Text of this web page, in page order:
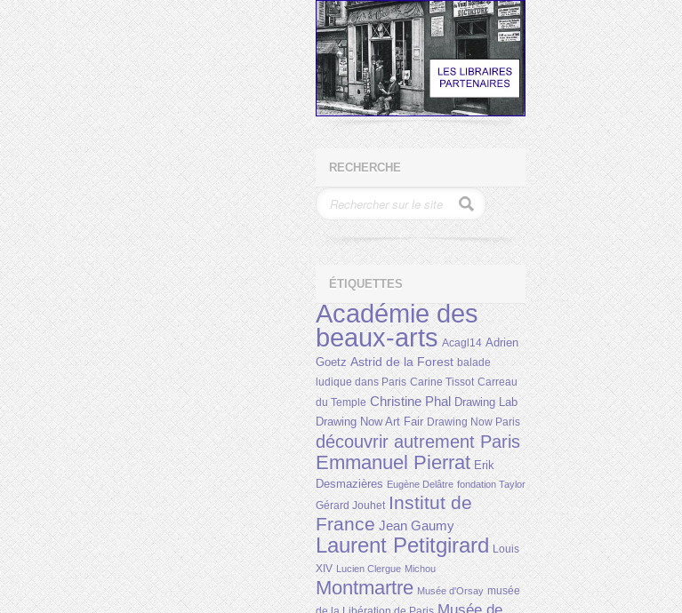
RECHERCHE
ÉTIQUETTES
Académie des
beaux-arts Acagl14 Adrien
Goetz Astrid de la Forest balade
ludique dans Paris Carine Tissot Carreau
du Temple Christine Phal Drawing Lab
Drawing Now Art Fair Drawing Now Paris
découvrir autrement Paris
Emmanuel Pierrat Erik
Desmazières Eugène Delâtre fondation Taylor
Gérard Jouhet Institut de
France Jean Gaumy
Laurent Petitgirard Louis
XIV Lucien Clergue Michou
Montmartre Musée d'Orsay musée